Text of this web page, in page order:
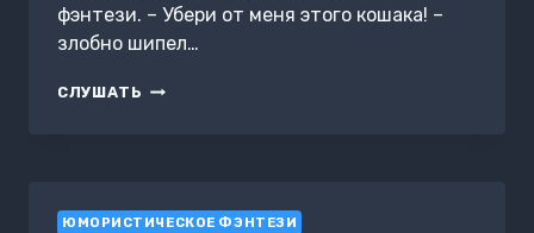
фэнтези. – Убери от меня этого кошака! –
злобно шипел…
СЛУШАТЬ ВСЕ
ЮМОРИСТИЧЕСКОЕ ФЭНТЕЗИ